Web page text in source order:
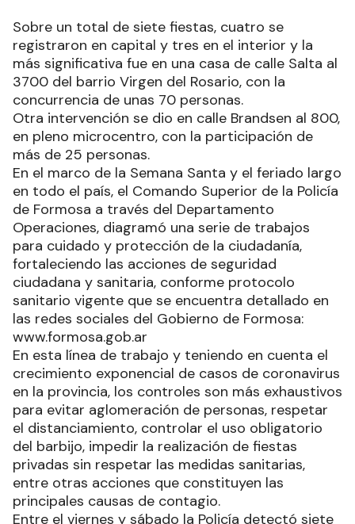
Sobre un total de siete fiestas, cuatro se
registraron en capital y tres en el interior y la
más significativa fue en una casa de calle Salta al
3700 del barrio Virgen del Rosario, con la
concurrencia de unas 70 personas.
Otra intervención se dio en calle Brandsen al 800,
en pleno microcentro, con la participación de
más de 25 personas.
En el marco de la Semana Santa y el feriado largo
en todo el país, el Comando Superior de la Policía
de Formosa a través del Departamento
Operaciones, diagramó una serie de trabajos
para cuidado y protección de la ciudadanía,
fortaleciendo las acciones de seguridad
ciudadana y sanitaria, conforme protocolo
sanitario vigente que se encuentra detallado en
las redes sociales del Gobierno de Formosa:
www.formosa.gob.ar
En esta línea de trabajo y teniendo en cuenta el
crecimiento exponencial de casos de coronavirus
en la provincia, los controles son más exhaustivos
para evitar aglomeración de personas, respetar
el distanciamiento, controlar el uso obligatorio
del barbijo, impedir la realización de fiestas
privadas sin respetar las medidas sanitarias,
entre otras acciones que constituyen las
principales causas de contagio.
Entre el viernes y sábado la Policía detectó siete